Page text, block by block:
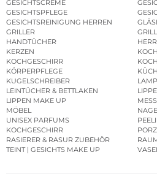
GESICHTSCREME
GESICHTSPFLEGE
GESICHTSREINIGUNG HERREN
GRILLER
HANDTÜCHER
KERZEN
KOCHGESCHIRR
KÖRPERPFLEGE
KUGELSCHREIBER
LEINTÜCHER & BETTLAKEN
LIPPEN MAKE UP
MÖBEL
UNISEX PARFUMS
KOCHGESCHIRR
RASIERER & RASUR ZUBEHÖR
TEINT | GESICHTS MAKE UP